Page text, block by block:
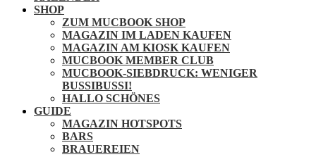
SHOP
ZUM MUCBOOK SHOP
MAGAZIN IM LADEN KAUFEN
MAGAZIN AM KIOSK KAUFEN
MUCBOOK MEMBER CLUB
MUCBOOK-SIEBDRUCK: WENIGER
BUSSIBUSSI!
HALLO SCHÖNES
GUIDE
MAGAZIN HOTSPOTS
BARS
BRAUEREIEN